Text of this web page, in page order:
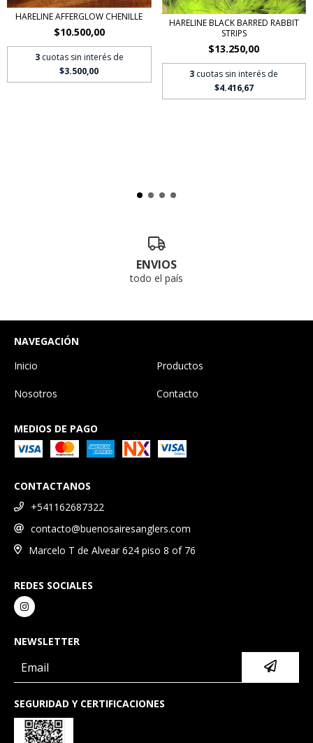
HARELINE AFFERGLOW CHENILLE
$10.500,00
3 cuotas sin interés de
$3.500,00
HARELINE BLACK BARRED RABBIT
STRIPS
$13.250,00
3 cuotas sin interés de
$4.416,67
ENVIOS
todo el país
NAVEGACIÓN
Inicio
Productos
Nosotros Contacto
MEDIOS DE PAGO
CONTACTANOS
+541162687322
contacto@buenosairesanglers.com
Marcelo T de Alvear 624 piso 8 of 76
REDES SOCIALES
NEWSLETTER
SEGURIDAD Y CERTIFICACIONES